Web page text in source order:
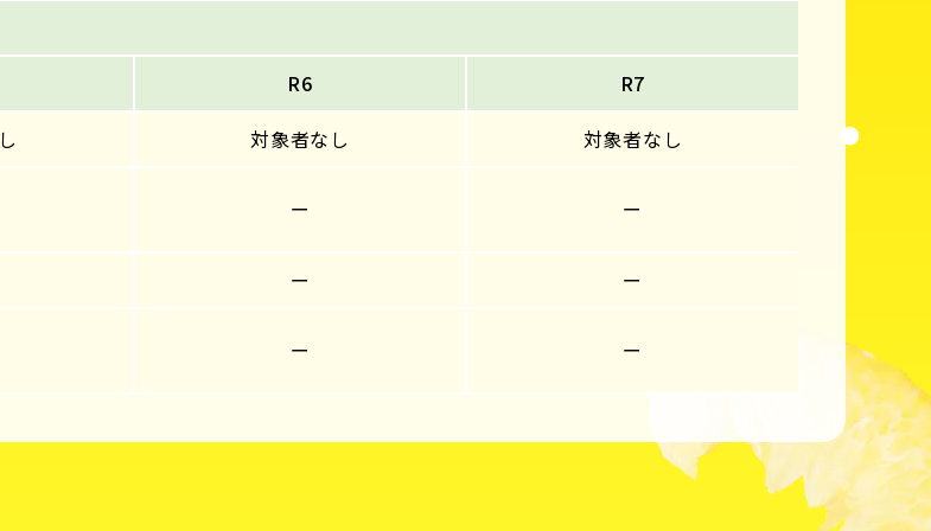
R6
R7
対象者なし
対象者なし
ー ー
ー
ー
ー ー